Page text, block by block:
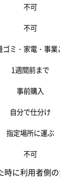
不可
不可
ゴミ・家電・事業
1週間前まで
事前購入
自分で仕分け
指定場所に運ぶ
不可
に利用者側